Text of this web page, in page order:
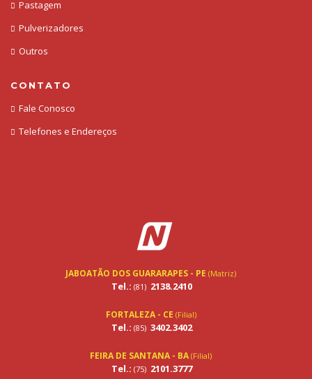
Pastagem
Pulverizadores
Outros
CONTATO
Fale Conosco
Telefones e Endereços
JABOATÃO DOS GUARARAPES - PE (Matriz)
Tel.: (81) 2138.2410
FORTALEZA - CE (Filial)
Tel.: (85) 3402.3402
FEIRA DE SANTANA - BA (Filial)
Tel.: (75) 2101.3777